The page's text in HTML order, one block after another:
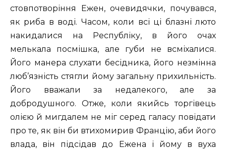
стовпотворіння Ежен, очевидячки, почувався,
як риба в воді. Часом, коли всі ці блазні люто
накидалися на Республіку, в його очах
мелькала посмішка, але губи не всміхалися.
Його манера слухати бесідника, його незмінна
люб’язність стягли йому загальну прихильність.
Його вважали за недалекого, але за
добродушного. Отже, коли якийсь торгівець
олією й мигдалем не міг серед галасу повідати
про те, як він би втихомирив Францію, аби його
влада, він підсідав до Ежена і йому в вуха